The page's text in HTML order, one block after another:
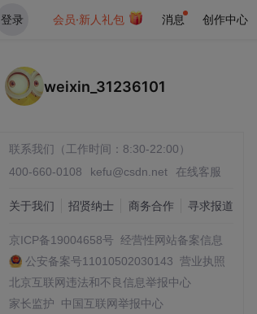
登录 会员·新人礼包 消息 创作中心
weixin_31236101
联系我们（工作时间：8:30-22:00）
400-660-0108
kefu@csdn.net 在线客服
关于我们 招贤纳士 商务合作 寻求报道
京ICP备19004658号 经营性网站备案信息
公安备案号11010502030143 营业执照
北京互联网违法和不良信息举报中心
家长监护
中国互联网举报中心